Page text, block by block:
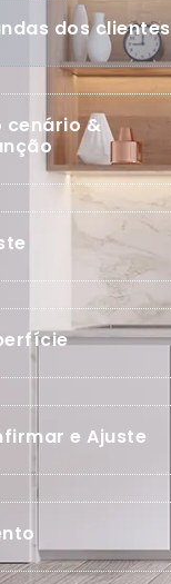
dos clientes
cenário &
e Ajuste